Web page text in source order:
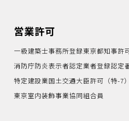
営業許可
一級建築士事務所登録東京都知事許
消防庁防炎表示者認定業者登録認
特定建設業国土交通大臣許可（特-7
東京室内装飾事業協同組合員